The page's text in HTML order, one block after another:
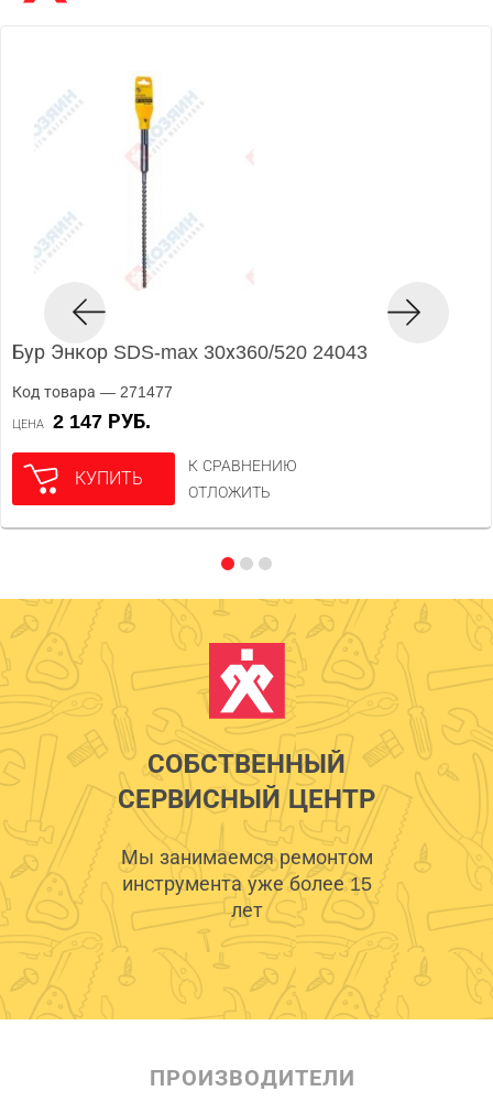
Бур Энкор SDS-max 30х360/520 24043
Код товара — 271477
ЦЕНА 2 147 РУБ.
КУПИТЬ
К СРАВНЕНИЮ
ОТЛОЖИТЬ
СОБСТВЕННЫЙ
СЕРВИСНЫЙ ЦЕНТР
Мы занимаемся ремонтом
инструмента уже более 15
лет
ПРОИЗВОДИТЕЛИ